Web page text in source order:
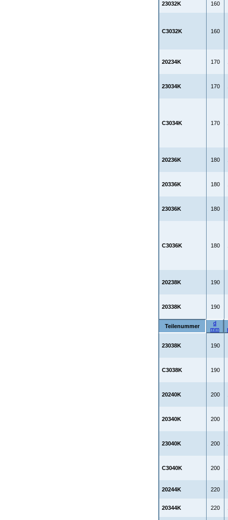
23032K 160
C3032K 160
20234K 170
23034K 170
C3034K 170
20236K 180
20336K 180
23036K 180
C3036K 180
20238K 190
20338K 190
Teilenummer
d
mm
23038K 190
C3038K 190
20240K 200
20340K 200
23040K 200
C3040K 200
20244K 220
20344K 220